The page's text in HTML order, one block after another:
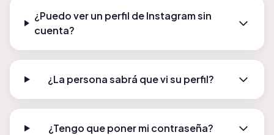
¿Puedo ver un perfil de Instagram sin
cuenta?
¿La persona sabrá que vi su perfil?
¿Tengo que poner mi contraseña?